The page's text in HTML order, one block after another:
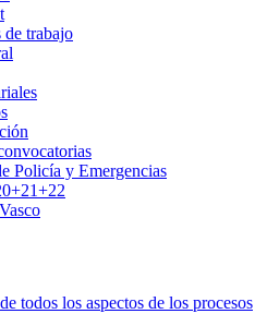
de trabajo
Policía y Emergencias
todos los aspectos de los procesos